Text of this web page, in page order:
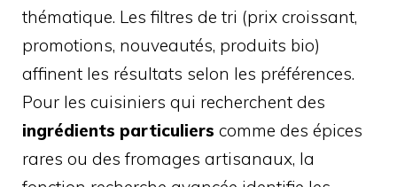
thématique. Les filtres de tri (prix croissant,
promotions, nouveautés, produits bio)
affinent les résultats selon les préférences.
Pour les cuisiniers qui recherchent des
ingrédients particuliers comme des épices
rares ou des fromages artisanaux, la